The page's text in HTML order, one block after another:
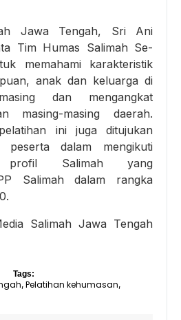
Jawa Tengah, Sri Ani
Tim Humas Salimah Se-
memahami karakteristik
anak dan keluarga di
dan mengangkat
masing-masing daerah.
ini juga ditujukan
peserta dalam mengikuti
Salimah yang
Salimah dalam rangka
Salimah Jawa Tengah
Tags:
, Pelatihan kehumasan,